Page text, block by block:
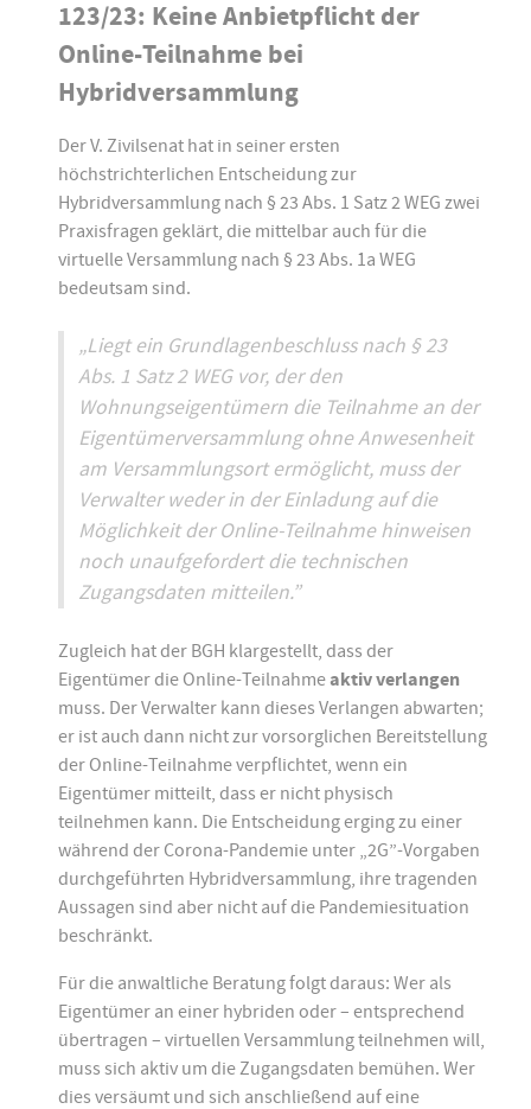
123/23: Keine Anbietpflicht der
Online-Teilnahme bei
Hybridversammlung
Der V. Zivilsenat hat in seiner ersten
höchstrichterlichen Entscheidung zur
Hybridversammlung nach § 23 Abs. 1 Satz 2 WEG zwei
Praxisfragen geklärt, die mittelbar auch für die
virtuelle Versammlung nach § 23 Abs. 1a WEG
bedeutsam sind.
„Liegt ein Grundlagenbeschluss nach § 23
Abs. 1 Satz 2 WEG vor, der den
Wohnungseigentümern die Teilnahme an der
Eigentümerversammlung ohne Anwesenheit
am Versammlungsort ermöglicht, muss der
Verwalter weder in der Einladung auf die
Möglichkeit der Online-Teilnahme hinweisen
noch unaufgefordert die technischen
Zugangsdaten mitteilen.”
Zugleich hat der BGH klargestellt, dass der
Eigentümer die Online-Teilnahmeaktiv verlangen
muss. Der Verwalter kann dieses Verlangen abwarten;
er ist auch dann nicht zur vorsorglichen Bereitstellung
der Online-Teilnahme verpflichtet, wenn ein
Eigentümer mitteilt, dass er nicht physisch
teilnehmen kann. Die Entscheidung erging zu einer
während der Corona-Pandemie unter „2G”-Vorgaben
durchgeführten Hybridversammlung, ihre tragenden
Aussagen sind aber nicht auf die Pandemiesituation
beschränkt.
Für die anwaltliche Beratung folgt daraus: Wer als
Eigentümer an einer hybriden oder – entsprechend
übertragen – virtuellen Versammlung teilnehmen will,
muss sich aktiv um die Zugangsdaten bemühen. Wer
dies versäumt und sich anschließend auf eine